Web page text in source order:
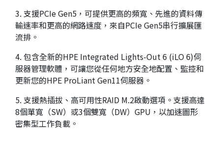
3. 支援PCIe Gen5，可提供更高的頻寬、先進的資料傳
輸速率和更高的網路速度，來自PCIe Gen5串行擴展匯
流排。
4. 包含全新的HPE Integrated Lights-Out 6 (iLO 6)伺
服器管理軟體，可讓您從任何地方安全地配置、監控和
更新您的HPE ProLiant Gen11伺服器。
5. 支援熱插拔、高可用性RAID M.2啟動選項。支援高達
8個單寬（SW）或3個雙寬（DW）GPU，以加速圖形
密集型工作負載。